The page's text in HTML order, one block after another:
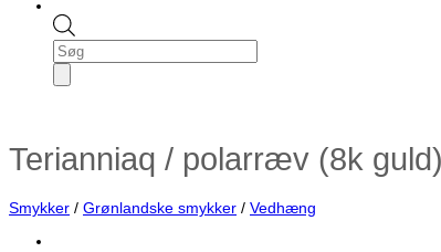
Products
search
Terianniaq / polarræv (8k guld)
Smykker / Grønlandske smykker / Vedhæng